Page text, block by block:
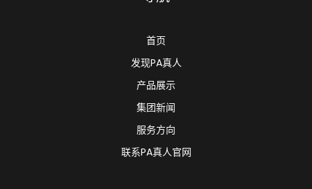
首页
发现PA真人
产品展示
集团新闻
服务方向
联系PA真人官网